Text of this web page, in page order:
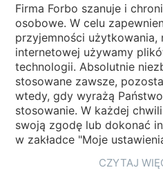
Forbo Flooring Systems
Forbo Movement Systems
Strony krajowe
Wybierz swój kraj
Firma Forbo szanuje i
osobowe. W celu
przyjemności użytkowania,
internetowej używamy
technologii. Absolutnie
stosowane zawsze,
wtedy, gdy wyrażą
stosowanie. W każdej
swoją zgodę lub dokonać
w zakładce "Moje
CZYTAJ